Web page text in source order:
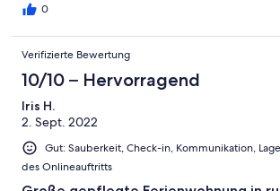
0
Verifizierte Bewertung
10/10 – Hervorragend
Iris H.
2. Sept. 2022
Gut: Sauberkeit, Check-in, Kommunikation,
des Onlineauftritts